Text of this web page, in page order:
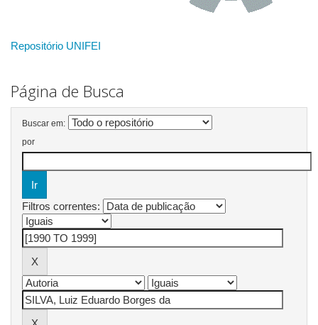
Repositório UNIFEI
Página de Busca
Buscar em:
por
Filtros correntes: